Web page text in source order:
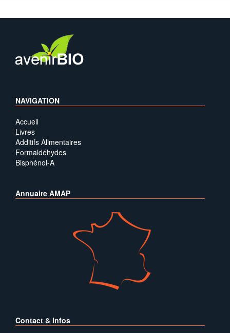
NAVIGATION
Accueil
Livres
Additifs Alimentaires
Formaldéhydes
Bisphénol-A
Annuaire AMAP
Contact & Infos